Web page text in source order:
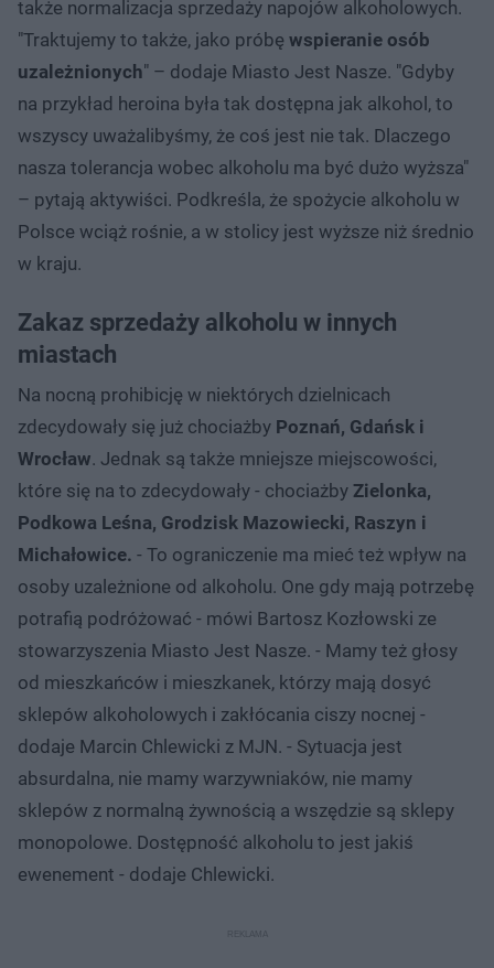
także normalizacja sprzedaży napojów alkoholowych.
"Traktujemy to także, jako próbę wspieranie osób
uzależnionych" – dodaje Miasto Jest Nasze. "Gdyby
na przykład heroina była tak dostępna jak alkohol, to
wszyscy uważalibyśmy, że coś jest nie tak. Dlaczego
nasza tolerancja wobec alkoholu ma być dużo wyższa"
– pytają aktywiści. Podkreśla, że spożycie alkoholu w
Polsce wciąż rośnie, a w stolicy jest wyższe niż średnio
w kraju.
Zakaz sprzedaży alkoholu w innych
miastach
Na nocną prohibicję w niektórych dzielnicach
zdecydowały się już chociażby Poznań, Gdańsk i
Wrocław. Jednak są także mniejsze miejscowości,
które się na to zdecydowały - chociażby Zielonka,
Podkowa Leśna, Grodzisk Mazowiecki, Raszyn i
Michałowice. - To ograniczenie ma mieć też wpływ na
osoby uzależnione od alkoholu. One gdy mają potrzebę
potrafią podróżować - mówi Bartosz Kozłowski ze
stowarzyszenia Miasto Jest Nasze. - Mamy też głosy
od mieszkańców i mieszkanek, którzy mają dosyć
sklepów alkoholowych i zakłócania ciszy nocnej -
dodaje Marcin Chlewicki z MJN. - Sytuacja jest
absurdalna, nie mamy warzywniaków, nie mamy
sklepów z normalną żywnością a wszędzie są sklepy
monopolowe. Dostępność alkoholu to jest jakiś
ewenement - dodaje Chlewicki.